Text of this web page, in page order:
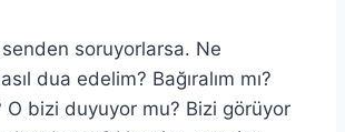
senden soruyorlarsa. Ne
dua edelim? Bağıralım mı?
O bizi duyuyor mu? Bizi görüyor